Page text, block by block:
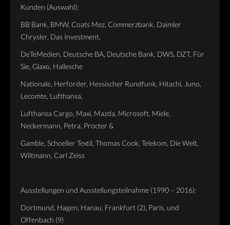
Kunden (Auswahl):
BB Bank, BMW, Coats Mez, Commerzbank, Daimler
Chrysler, Das Investment,
DeTeMedien, Deutsche BA, Deutsche Bank, DWS, DZT, Für
Sie, Glaxo, Hallesche
Nationale, Herforder, Hessischer Rundfunk, Hitachi, Juno,
Lecomte, Lufthansa,
Lufthansa Cargo, Maxi, Mazda, Microsoft, Miele,
Neckermann, Petra, Procter &
Gamble, Schoeller Textil, Thomas Cook, Telekom, Die Welt,
Wiltmann, Carl Zeiss
Ausstellungen und Ausstellungsteilnahme (1990 – 2016):
Dortmund, Hagen, Hanau, Frankfurt (2), Paris, und
Offenbach (9)